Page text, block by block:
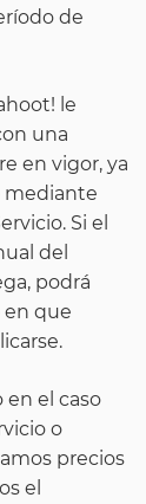
de
le
una
en vigor, ya
mediante
Si el
del
podrá
en que
el caso
o
precios
el